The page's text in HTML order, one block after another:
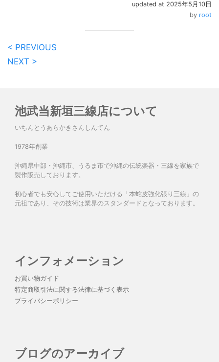
updated at 2025年5月10日
by root
< PREVIOUS
NEXT >
池武当新垣三線店について
いちんとうあらかきさんしんてん
1978年創業
沖縄県中部・沖縄市、うるま市で沖縄の伝統楽器・三線を家族で
製作販売しております。
初心者でも安心してご使用いただける「本蛇皮強化張り三線」の
元祖であり、その技術は業界のスタンダードとなっております。
インフォメーション
お買い物ガイド
特定商取引法に関する法律に基づく表示
プライバシーポリシー
ブログのアーカイブ